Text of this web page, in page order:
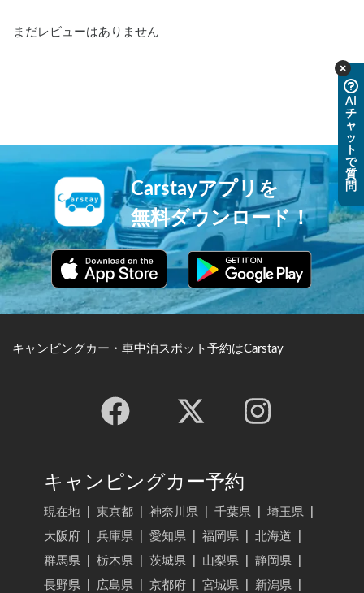
まだレビューはありません
AI
チ
ャ
ッ
ト
で
質
問
Carstayアプリを
無料ダウンロード！
キャンピングカー・車中泊スポット予約はCarstay
キャンピングカー予約
現在地 東京都 神奈川県 千葉県 埼玉県
大阪府
兵庫県 愛知県 福岡県 北海道
群馬県
栃木県 茨城県 山梨県 静岡県
長野県
広島県 京都府 宮城県 新潟県